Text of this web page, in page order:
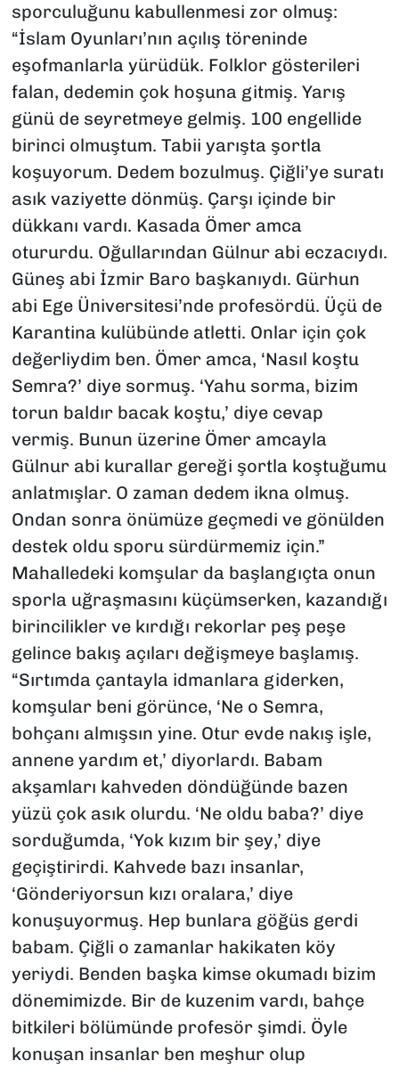
sporculuğunu kabullenmesi zor olmuş:
“İslam Oyunları’nın açılış töreninde
eşofmanlarla yürüdük. Folklor gösterileri
falan, dedemin çok hoşuna gitmiş. Yarış
günü de seyretmeye gelmiş. 100 engellide
birinci olmuştum. Tabii yarışta şortla
koşuyorum. Dedem bozulmuş. Çiğli’ye suratı
asık vaziyette dönmüş. Çarşı içinde bir
dükkanı vardı. Kasada Ömer amca
otururdu. Oğullarından Gülnur abi eczacıydı.
Güneş abi İzmir Baro başkanıydı. Gürhun
abi Ege Üniversitesi’nde profesördü. Üçü de
Karantina kulübünde atletti. Onlar için çok
değerliydim ben. Ömer amca, ‘Nasıl koştu
Semra?’ diye sormuş. ‘Yahu sorma, bizim
torun baldır bacak koştu,’ diye cevap
vermiş. Bunun üzerine Ömer amcayla
Gülnur abi kurallar gereği şortla koştuğumu
anlatmışlar. O zaman dedem ikna olmuş.
Ondan sonra önümüze geçmedi ve gönülden
destek oldu sporu sürdürmemiz için.”
Mahalledeki komşular da başlangıçta onun
sporla uğraşmasını küçümserken, kazandığı
birincilikler ve kırdığı rekorlar peş peşe
gelince bakış açıları değişmeye başlamış.
“Sırtımda çantayla idmanlara giderken,
komşular beni görünce, ‘Ne o Semra,
bohçanı almışsın yine. Otur evde nakış işle,
annene yardım et,’ diyorlardı. Babam
akşamları kahveden döndüğünde bazen
yüzü çok asık olurdu. ‘Ne oldu baba?’ diye
sorduğumda, ‘Yok kızım bir şey,’ diye
geçiştirirdi. Kahvede bazı insanlar,
‘Gönderiyorsun kızı oralara,’ diye
konuşuyormuş. Hep bunlara göğüs gerdi
babam. Çiğli o zamanlar hakikaten köy
yeriydi. Benden başka kimse okumadı bizim
dönemimizde. Bir de kuzenim vardı, bahçe
bitkileri bölümünde profesör şimdi. Öyle
konuşan insanlar ben meşhur olup